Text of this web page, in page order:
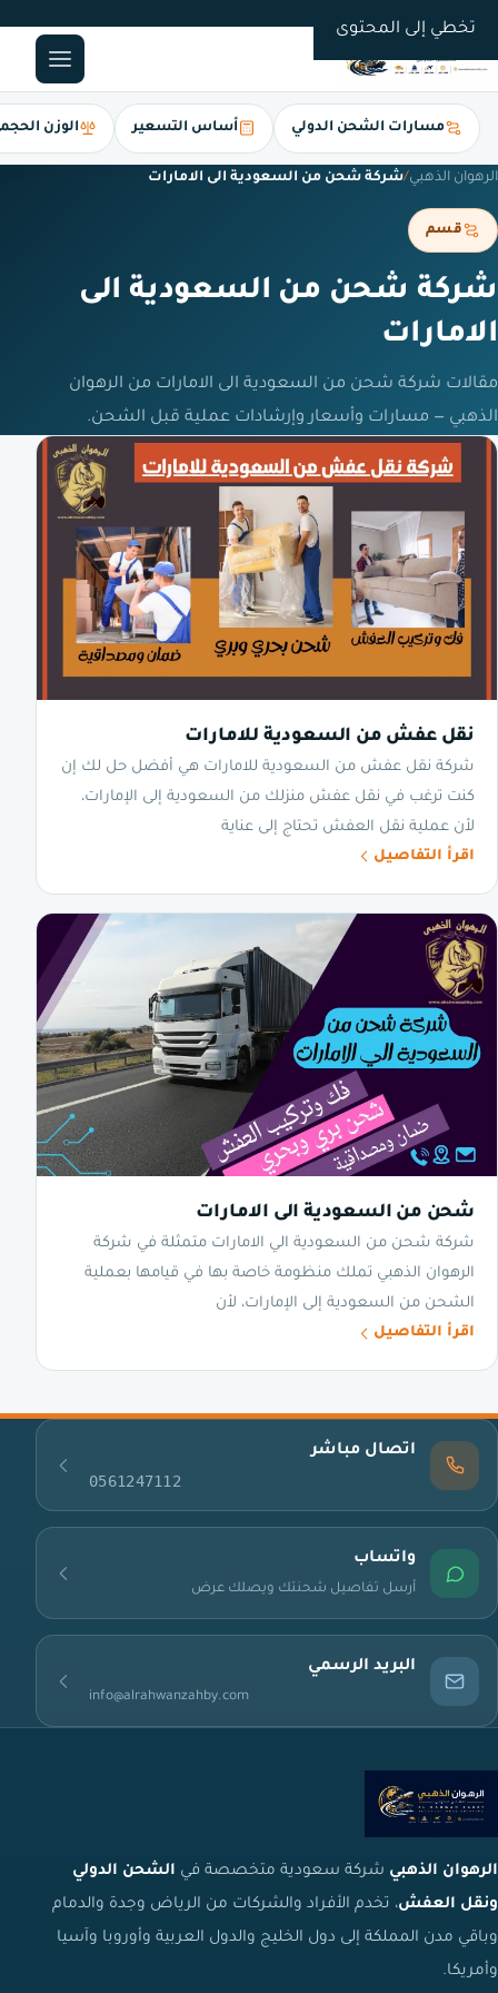
تخطي إلى المحتوى
مسارات الشحن الدولي أساس التسعير الوزن
الرهوان الذهبي/شركة شحن من السعودية الى الامارات
قسم
شركة شحن من السعودية الى
الامارات
مقالات شركة شحن من السعودية الى الامارات من الرهوان
الذهبي — مسارات وأسعار وإرشادات عملية قبل الشحن.
نقل عفش من السعودية للامارات
شركة نقل عفش من السعودية للامارات هي أفضل حل لك إن
كنت ترغب في نقل عفش منزلك من السعودية إلى الإمارات،
لأن عملية نقل العفش تحتاج إلى عناية
اقرأ التفاصيل
شحن من السعودية الى الامارات
شركة شحن من السعودية الي الامارات متمثلة في شركة
الرهوان الذهبي تملك منظومة خاصة بها في قيامها بعملية
الشحن من السعودية إلى الإمارات، لأن
اقرأ التفاصيل
اتصال مباشر
0561247112
واتساب
أرسل تفاصيل شحنتك ويصلك عرض
البريد الرسمي
info@alrahwanzahby.com
الرهوان الذهبي شركة سعودية متخصصة في الشحن الدولي
ونقل العفش، تخدم الأفراد والشركات من الرياض وجدة والدمام
وباقي مدن المملكة إلى دول الخليج والدول العربية وأوروبا وآسيا
وأمريكا.